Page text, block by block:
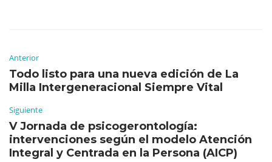
Anterior
Todo listo para una nueva edición de La
Milla Intergeneracional Siempre Vital
Siguiente
V Jornada de psicogerontología:
intervenciones según el modelo Atención
Integral y Centrada en la Persona (AICP)